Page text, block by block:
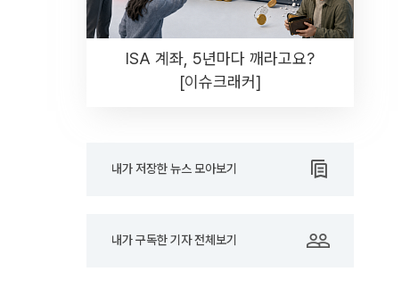
ISA 계좌, 5년마다 깨라고요?
[이슈크래커]
내가 저장한 뉴스 모아보기
내가 구독한 기자 전체보기